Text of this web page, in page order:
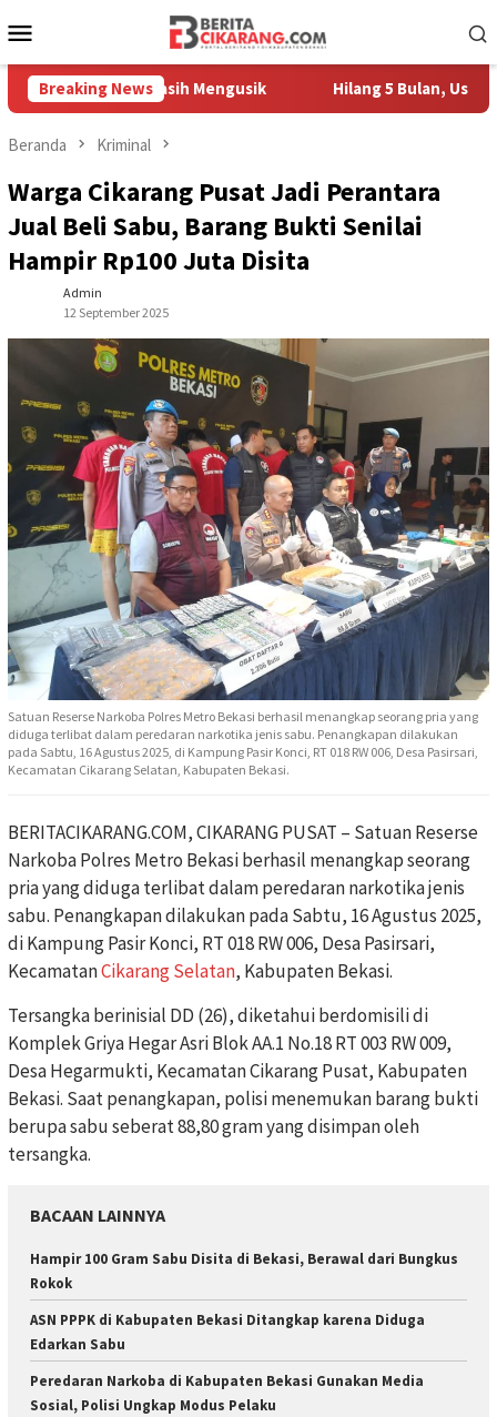
ke
Mobile
Breaking News
Masih Mengusik Hilang 5 Bulan, Ustadz Ujang
Beranda Kriminal
Warga Cikarang Pusat Jadi Perantara
Jual Beli Sabu, Barang Bukti Senilai
Hampir Rp100 Juta Disita
Admin
12 September 2025
Satuan Reserse Narkoba Polres Metro Bekasi berhasil menangkap seorang pria yang
diduga terlibat dalam peredaran narkotika jenis sabu. Penangkapan dilakukan
pada Sabtu, 16 Agustus 2025, di Kampung Pasir Konci, RT 018 RW 006, Desa Pasirsari,
Kecamatan Cikarang Selatan, Kabupaten Bekasi.
BERITACIKARANG.COM, CIKARANG PUSAT – Satuan Reserse
Narkoba Polres Metro Bekasi berhasil menangkap seorang
pria yang diduga terlibat dalam peredaran narkotika jenis
sabu. Penangkapan dilakukan pada Sabtu, 16 Agustus 2025,
di Kampung Pasir Konci, RT 018 RW 006, Desa Pasirsari,
KecamatanCikarang Selatan, Kabupaten Bekasi.
Tersangka berinisial DD (26), diketahui berdomisili di
Komplek Griya Hegar Asri Blok AA.1 No.18 RT 003 RW 009,
Desa Hegarmukti, Kecamatan Cikarang Pusat, Kabupaten
Bekasi. Saat penangkapan, polisi menemukan barang bukti
berupa sabu seberat 88,80 gram yang disimpan oleh
tersangka.
BACAAN LAINNYA
Hampir 100 Gram Sabu Disita di Bekasi, Berawal dari Bungkus
Rokok
ASN PPPK di Kabupaten Bekasi Ditangkap karena Diduga
Edarkan Sabu
Peredaran Narkoba di Kabupaten Bekasi Gunakan Media
Sosial, Polisi Ungkap Modus Pelaku